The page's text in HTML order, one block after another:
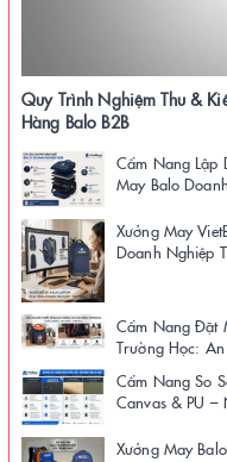
Quy Trình Nghiệm Thu &
Hàng Balo B2B
Cẩm Nang Lập
May Balo
Xưởng May
Doanh Nghiệp
Cẩm Nang Đặt
Trường Học:
Cẩm Nang So
Canvas & PU –
Xưởng May